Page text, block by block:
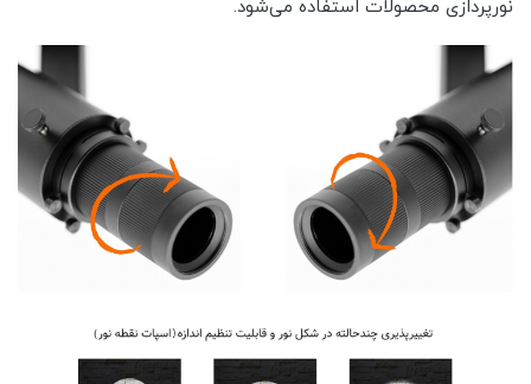
نورپردازی محصولات استفاده می‌شود.